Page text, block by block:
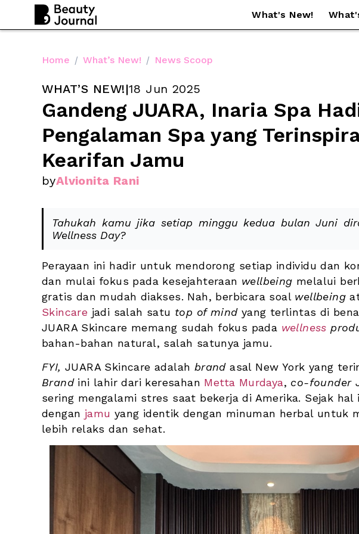
What's New!
Home / What’s New! / News Scoop
WHAT’S NEW!|18 Jun 2025
Gandeng JUARA, Inaria Spa
Pengalaman Spa yang
Kearifan Jamu
byAlvionita Rani
Tahukah kamu jika setiap minggu kedua bulan Juni
Wellness Day?
Perayaan ini hadir untuk mendorong setiap individu dan
dan mulai fokus pada kesejahteraan wellbeing melalui
gratis dan mudah diakses. Nah, berbicara soal wellbeing
Skincare jadi salah satu top of mind yang terlintas di
JUARA Skincare memang sudah fokus pada wellness
bahan-bahan natural, salah satunya jamu.
FYI, JUARA Skincare adalah brand
Brand ini lahir dari keresahan Metta Murdaya, co-founder
sering mengalami stres saat bekerja di Amerika. Sejak
dengan jamu yang identik dengan minuman herbal untuk
lebih relaks dan sehat.